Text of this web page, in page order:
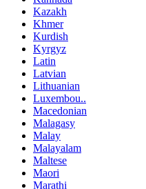
Kazakh
Khmer
Kurdish
Kyrgyz
Latin
Latvian
Lithuanian
Luxembou..
Macedonian
Malagasy
Malay
Malayalam
Maltese
Maori
Marathi